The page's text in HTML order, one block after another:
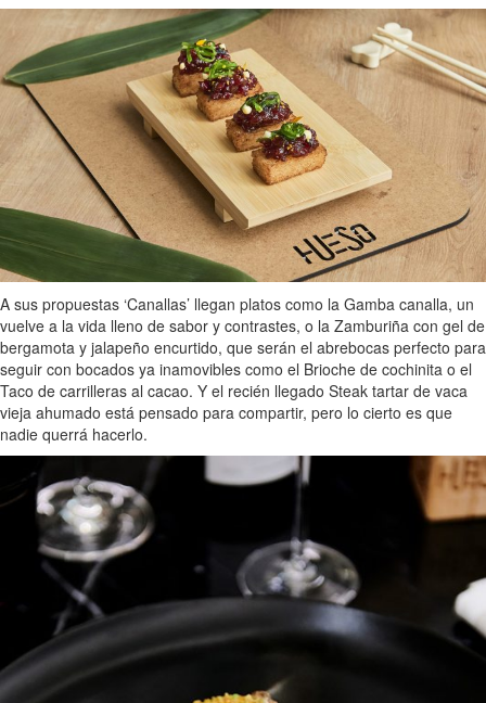
A sus propuestas ‘Canallas’ llegan platos como la Gamba canalla, un
vuelve a la vida lleno de sabor y contrastes, o la Zamburiña con gel de
bergamota y jalapeño encurtido, que serán el abrebocas perfecto para
seguir con bocados ya inamovibles como el Brioche de cochinita o el
Taco de carrilleras al cacao. Y el recién llegado Steak tartar de vaca
vieja ahumado está pensado para compartir, pero lo cierto es que
nadie querrá hacerlo.